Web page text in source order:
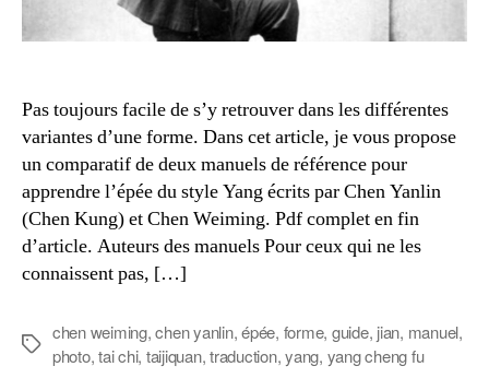
Pas toujours facile de s’y retrouver dans les différentes
variantes d’une forme. Dans cet article, je vous propose
un comparatif de deux manuels de référence pour
apprendre l’épée du style Yang écrits par Chen Yanlin
(Chen Kung) et Chen Weiming. Pdf complet en fin
d’article. Auteurs des manuels Pour ceux qui ne les
connaissent pas, […]
Étiquettes
chen weiming,chen yanlin,épée, forme, guide, jian, manuel,
photo,tai chi, taijiquan,traduction,yang, yang cheng fu